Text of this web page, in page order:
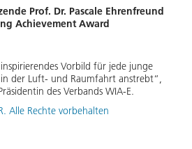
Prof. Dr. Pascale Ehrenfreund
Achievement Award
Vorbild für jede junge
der Luft- und Raumfahrt anstrebt“,
des Verbands WIA-E.
Alle Rechte vorbehalten